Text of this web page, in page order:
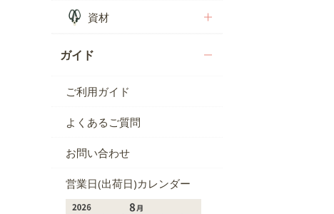
資材
ガイド
ご利用ガイド
よくあるご質問
お問い合わせ
営業日(出荷日)カレンダー